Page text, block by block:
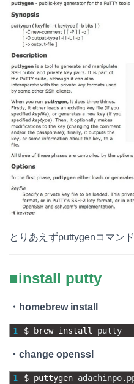
とりあえずputtygenコマン
■install putty
・homebrew install
1 $ brew install putty
・change openssl
1 $ puttygen adachinpo.